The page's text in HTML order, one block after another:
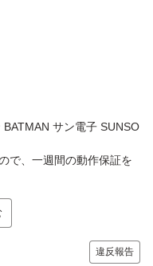
サン電子 SUNSO
で、一週間の動作保証を
違反報告